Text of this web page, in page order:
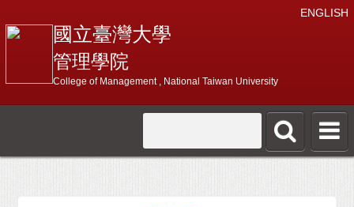
ENGLISH
國立臺灣大學
管理學院
College of Management , National Taiwan University